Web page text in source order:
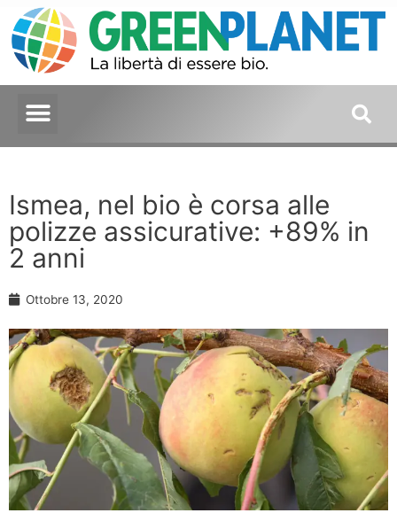
Ismea, nel bio è corsa alle
polizze assicurative: +89% in
2 anni
Ottobre 13, 2020